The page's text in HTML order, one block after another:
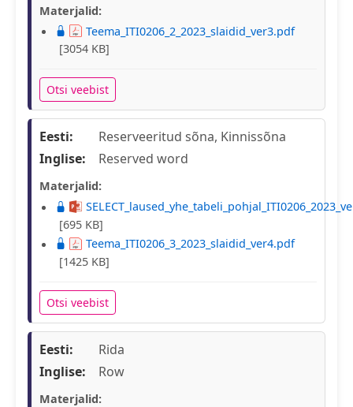
Materjalid:
Teema_ITI0206_2_2023_slaidid_ver3.pdf
[3054 KB]
Otsi veebist
Eesti:
Reserveeritud sõna, Kinnissõna
Inglise:
Reserved word
Materjalid:
[695 KB]
Teema_ITI0206_3_2023_slaidid_ver4.pdf
[1425 KB]
Otsi veebist
Eesti:
Rida
Inglise:
Row
Materjalid: